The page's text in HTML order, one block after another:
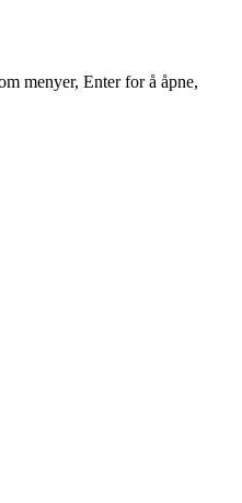
menyer, Enter for å åpne,